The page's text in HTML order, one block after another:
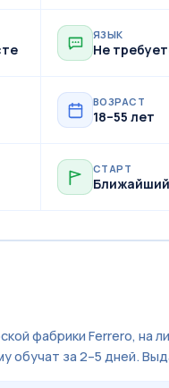
ЯЗЫК
Не
ВОЗРАСТ
18–55 лет
СТАРТ
фабрики Ferrero, на
обучат за 2–5 дней.